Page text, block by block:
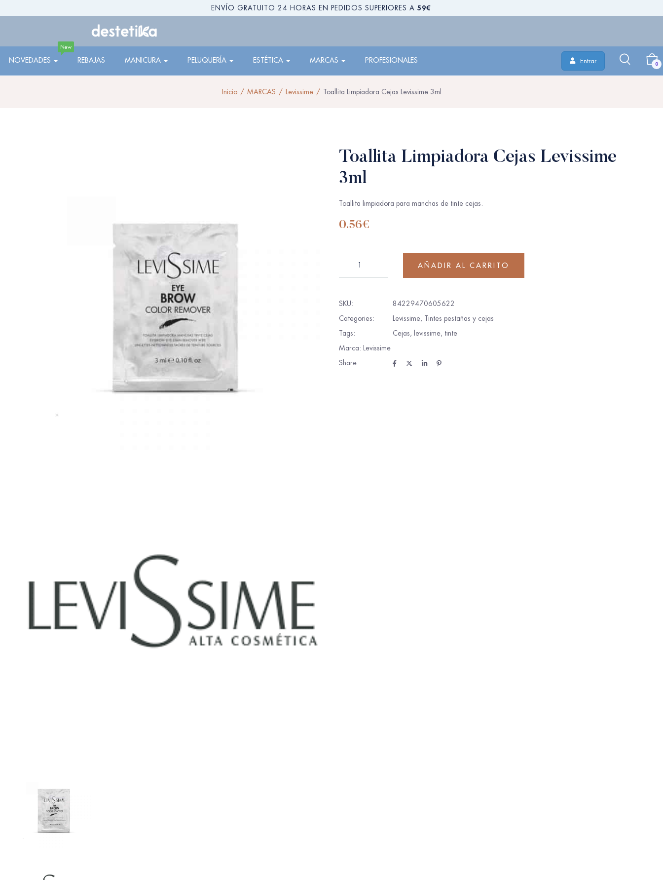
ENVÍO GRATUITO 24 HORAS EN PEDIDOS SUPERIORES A 59€
NOVEDADES
New
REBAJAS MANICURA PELUQUERÍA ESTÉTICA MARCAS PROFESIONALES Entrar 0
Inicio MARCAS Levissime Toallita Limpiadora Cejas Levissime 3ml
Toallita Limpiadora Cejas Levissime
3ml
Toallita limpiadora para manchas de tinte cejas.
0.56€
AÑADIR AL CARRITO
SKU:
84229470605622
Categories:
Levissime, Tintes pestañas y cejas
Tags:
Cejas, levissime, tinte
Marca: Levissime
Share: